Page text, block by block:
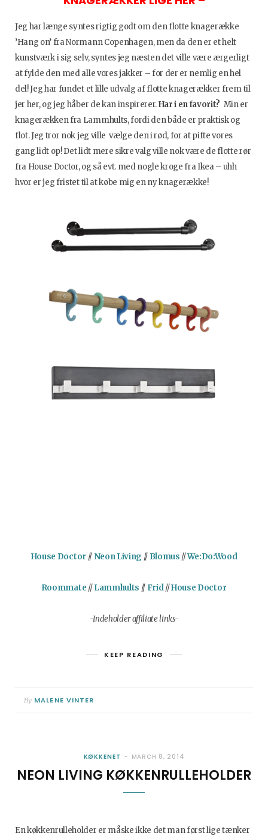
Jeg har længe syntes rigtig godt om den flotte knagerække
’Hang on’ fra Normann Copenhagen, men da den er et helt
kunstværk i sig selv, syntes jeg næsten det ville være ærgerligt
at fylde den med alle vores jakker – for der er nemlig en hel
del! Jeg har fundet et lille udvalg af flotte knagerækker frem til
jer her, og jeg håber de kan inspirerer.Har i en favorit? Min er
knagerækken fra Lammhults, fordi den både er praktisk og
flot. Jeg tror nok jeg ville vælge den i rød, for at pifte vores
gang lidt op! Det lidt mere sikre valg ville nok være de flotte rør
fra House Doctor, og så evt. med nogle kroge fra Ikea – uhh
hvor er jeg fristet til at købe mig en ny knagerække!
House Doctor //Neon Living // Blomus //We:Do:Wood
Roommate //Lammhults // Frid//House Doctor
-Indeholder affiliate links-
KEEP READING
By MALENE VINTER
KØKKENET MARCH 8, 2014
NEON LIVING KØKKENRULLEHOLDER
En køkkenrulleholder er måske ikke det man først lige tænker